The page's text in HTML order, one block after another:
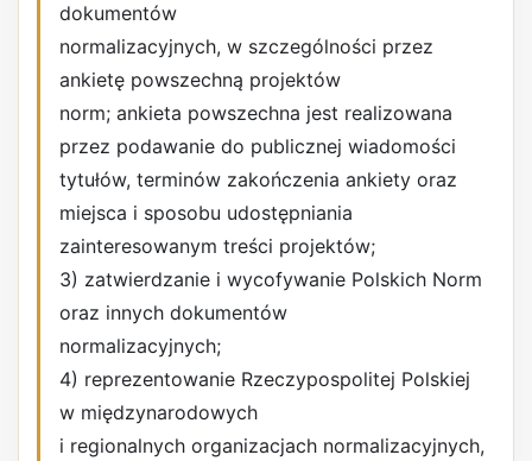
dokumentów
normalizacyjnych, w szczególności przez
ankietę powszechną projektów
norm; ankieta powszechna jest realizowana
przez podawanie do publicznej wiadomości
tytułów, terminów zakończenia ankiety oraz
miejsca i sposobu udostępniania
zainteresowanym treści projektów;
3) zatwierdzanie i wycofywanie Polskich Norm
oraz innych dokumentów
normalizacyjnych;
4) reprezentowanie Rzeczypospolitej Polskiej
w międzynarodowych
i regionalnych organizacjach normalizacyjnych,